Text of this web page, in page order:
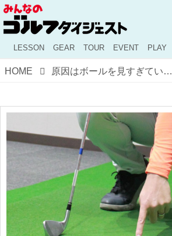
LESSON GEAR TOUR EVENT PLAY
HOME 原因はボールを見すぎているから!? ヘッドアップの直し方を「安田流」で解説